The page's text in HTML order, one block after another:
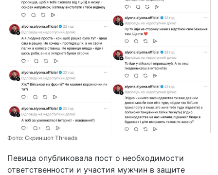
Фото: Скриншот Threads
Певица опубликовала пост о необходимости
ответственности и участия мужчин в защите